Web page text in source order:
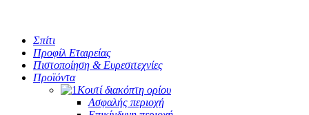
Σπίτι
Προφίλ Εταιρείας
Πιστοποίηση & Ευρεσιτεχνίες
Προϊόντα
Κουτί διακόπτη ορίου
Ασφαλής περιοχή